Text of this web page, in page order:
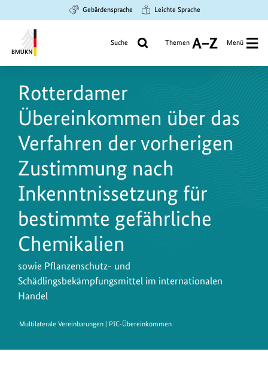
Hauptinhalt
springen
Suche
springen
Hauptnavigation
springen
Gebärdensprache Leichte Sprache
Umwelt,
Klimaschutz,
Naturschutz
und
nukleare
Sicherheit
Suche Themen
A
Z
Menü
Rotterdamer
Übereinkommen über das
Verfahren der vorherigen
Zustimmung nach
Inkenntnissetzung für
bestimmte gefährliche
Chemikalien
sowie Pflanzenschutz- und
Schädlingsbekämpfungsmittel im internationalen
Handel
Multilaterale Vereinbarungen | PIC-Übereinkommen